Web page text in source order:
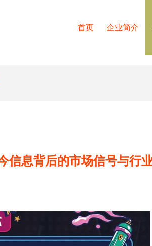
首页 企业简介
信息背后的市场信号与行